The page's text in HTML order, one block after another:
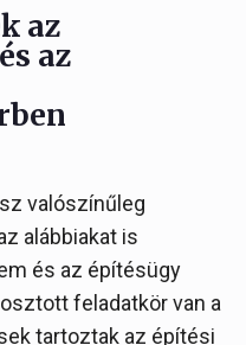
az
az
valószínűleg
alábbiakat is
és az építésügy
feladatkör van a
tartoztak az építési